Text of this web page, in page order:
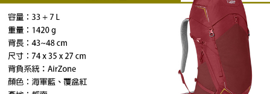
５．嚴禁一人註冊多個帳號或使用他人資訊註冊。若發現惡意使用之情形，
恩沛科技股份有限公司將有權停止該用戶之使用額度並採取法律行動。